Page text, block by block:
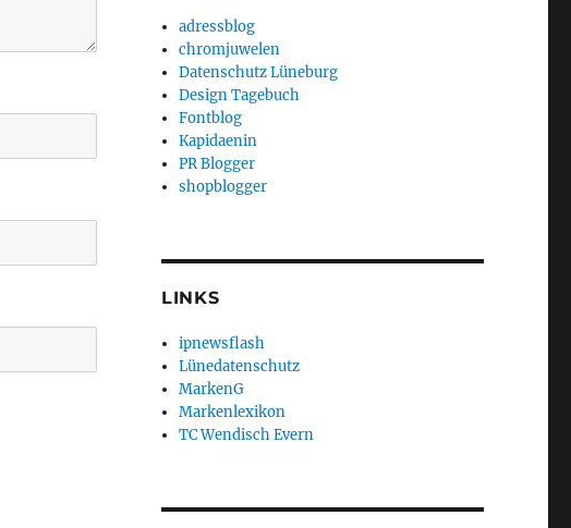
adressblog
chromjuwelen
Datenschutz Lüneburg
Design Tagebuch
Fontblog
Kapidaenin
PR Blogger
shopblogger
LINKS
ipnewsflash
Lünedatenschutz
MarkenG
Markenlexikon
TC Wendisch Evern